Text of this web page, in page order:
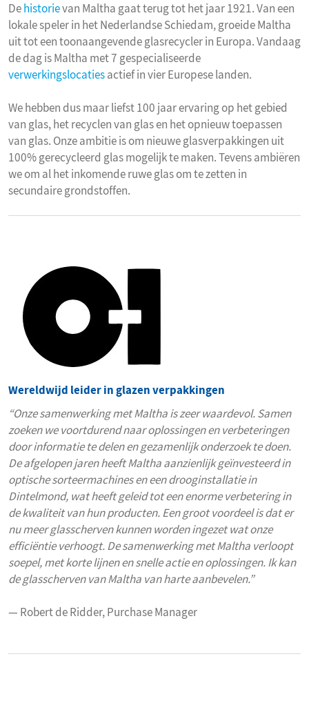
Dehistorievan Maltha gaat terug tot het jaar 1921. Van een
lokale speler in het Nederlandse Schiedam, groeide Maltha
uit tot een toonaangevende glasrecycler in Europa. Vandaag
de dag is Maltha met 7 gespecialiseerde
verwerkingslocatiesactief in vier Europese landen.
We hebben dus maar liefst 100 jaar ervaring op het gebied
van glas, het recyclen van glas en het opnieuw toepassen
van glas. Onze ambitie is om nieuwe glasverpakkingen uit
100% gerecycleerd glas mogelijk te maken. Tevens ambiëren
we om al het inkomende ruwe glas om te zetten in
secundaire grondstoffen.
Wereldwijd leider in glazen verpakkingen
“Onze samenwerking met Maltha is zeer waardevol. Samen
zoeken we voortdurend naar oplossingen en verbeteringen
door informatie te delen en gezamenlijk onderzoek te doen.
De afgelopen jaren heeft Maltha aanzienlijk geïnvesteerd in
optische sorteermachines en een drooginstallatie in
Dintelmond, wat heeft geleid tot een enorme verbetering in
de kwaliteit van hun producten. Een groot voordeel is dat er
nu meer glasscherven kunnen worden ingezet wat onze
efficiëntie verhoogt. De samenwerking met Maltha verloopt
soepel, met korte lijnen en snelle actie en oplossingen. Ik kan
de glasscherven van Maltha van harte aanbevelen.”
— Robert de Ridder, Purchase Manager